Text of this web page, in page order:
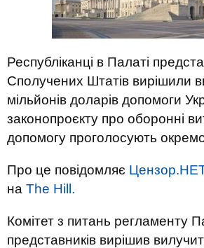
Республіканці в Палаті
Сполучених Штатів вирішили
мільйонів доларів допомоги
законопроєкту про оборонні
допомогу проголосують
Про це повідомляє
на The Hill.
Комітет з питань регламенту
представників вирішив